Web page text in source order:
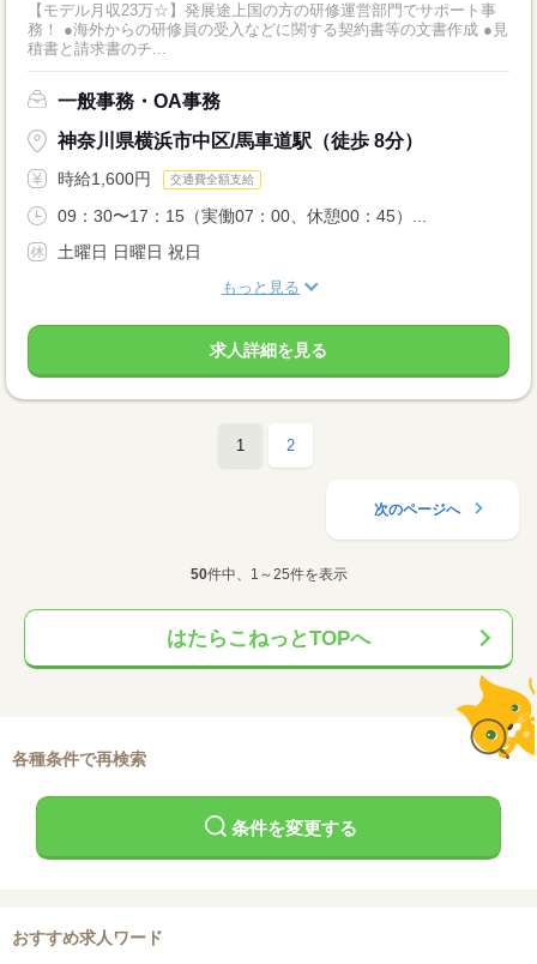
【モデル月収23万☆】発展途上国の方の研修運営部門でサポート事
務！ ●海外からの研修員の受入などに関する契約書等の文書作成 ●見
積書と請求書のチ...
一般事務・OA事務
神奈川県横浜市中区/馬車道駅（徒歩 8分）
時給1,600円 交通費全額支給
09：30〜17：15（実働07：00、休憩00：45）...
土曜日 日曜日 祝日
もっと見る
求人詳細を見る
1 2
次のページへ
50件中、1～25件を表示
はたらこねっとTOPへ
各種条件で再検索
条件を変更する
おすすめ求人ワード